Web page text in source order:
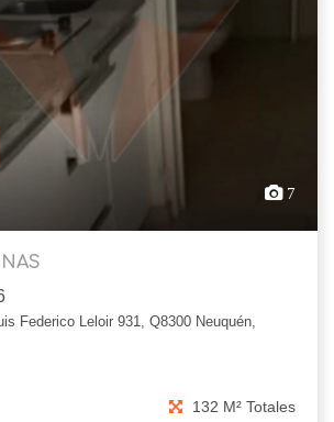
7
Federico Leloir 931, Q8300 Neuquén,
132 M² Totales